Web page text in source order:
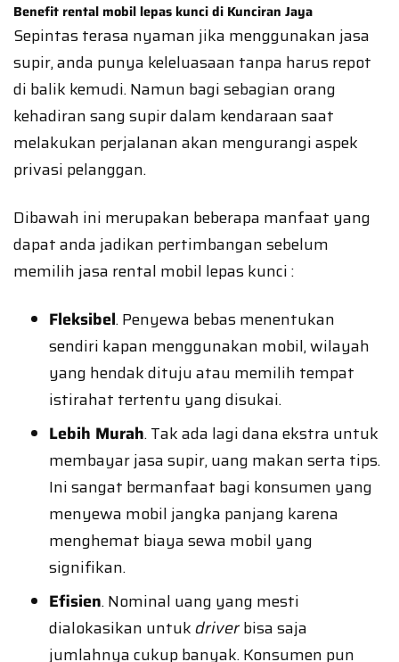
Benefit rental mobil lepas kunci di Kunciran Jaya
Sepintas terasa nyaman jika menggunakan jasa
supir, anda punya keleluasaan tanpa harus repot
di balik kemudi. Namun bagi sebagian orang
kehadiran sang supir dalam kendaraan saat
melakukan perjalanan akan mengurangi aspek
privasi pelanggan.
Dibawah ini merupakan beberapa manfaat yang
dapat anda jadikan pertimbangan sebelum
memilih jasa rental mobil lepas kunci :
Fleksibel. Penyewa bebas menentukan
sendiri kapan menggunakan mobil, wilayah
yang hendak dituju atau memilih tempat
istirahat tertentu yang disukai.
Lebih Murah. Tak ada lagi dana ekstra untuk
membayar jasa supir, uang makan serta tips.
Ini sangat bermanfaat bagi konsumen yang
menyewa mobil jangka panjang karena
menghemat biaya sewa mobil yang
signifikan.
Efisien. Nominal uang yang mesti
dialokasikan untukdriverbisa saja
jumlahnya cukup banyak. Konsumen pun